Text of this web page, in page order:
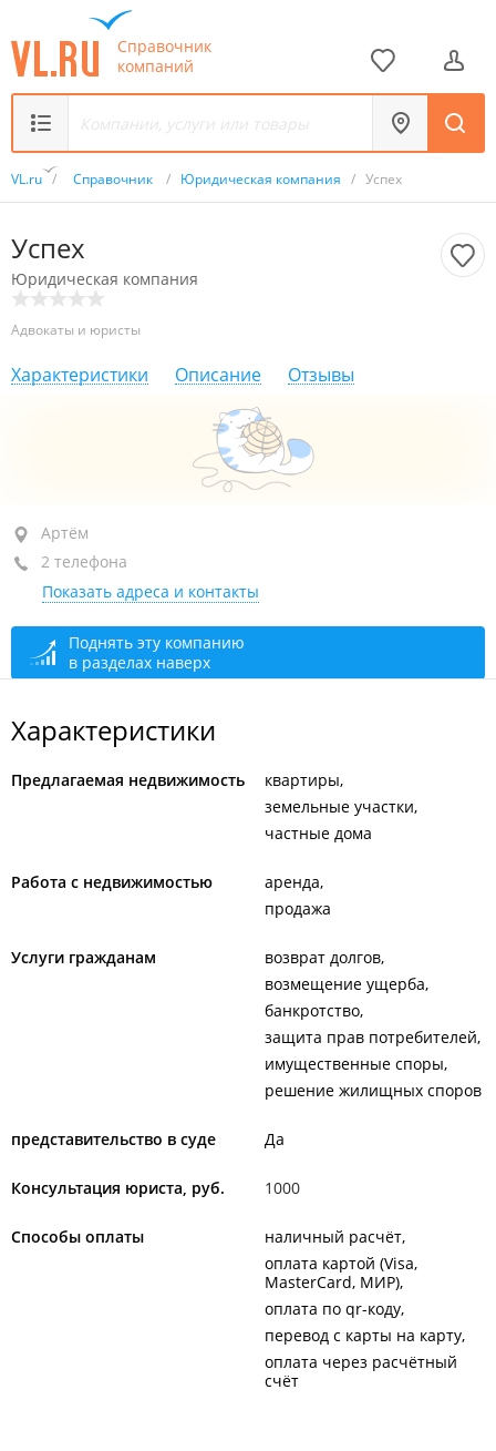
Справочник
компаний
VL.ru / Справочник / Юридическая компания / Успех
Успех
Юридическая компания
Адвокаты и юристы
Характеристики Описание Отзывы
Артём, ул. Лазо, 11
1-й этаж, оф. 107
+7 914 716-39-07
+7 950 283-38-01
открыто: 09:00–18:00
Артём
2 телефона
Показать адреса и контакты
Поднять эту компанию
в разделах наверх
Характеристики
Предлагаемая недвижимость
квартиры
земельные участки
частные дома
Работа с недвижимостью
аренда
продажа
Услуги гражданам
возврат долгов
возмещение ущерба
банкротство
защита прав потребителей
имущественные споры
решение жилищных споров
представительство в суде Да
Консультация юриста, руб. 1000
Способы оплаты
наличный расчёт
оплата картой (Visa,
MasterCard, МИР)
оплата по qr-коду
перевод с карты на карту
оплата через расчётный
счёт